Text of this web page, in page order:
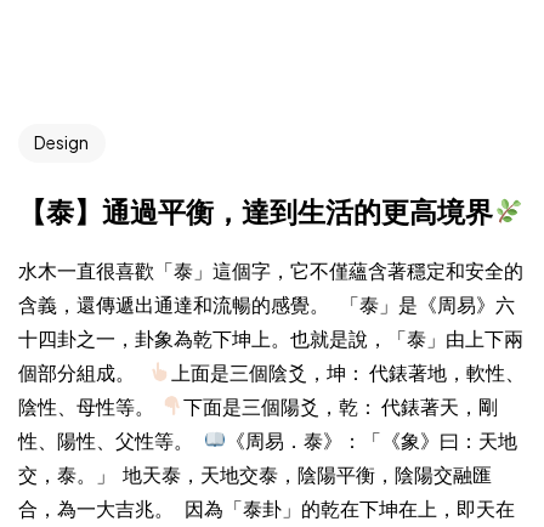
Design
【泰】通過平衡，達到生活的更高境界
水木一直很喜歡「泰」這個字，它不僅蘊含著穩定和安全的
含義，還傳遞出通達和流暢的感覺。 「泰」是《周易》六
十四卦之一，卦象為乾下坤上。也就是說，「泰」由上下兩
個部分組成。
上面是三個陰爻，坤： 代錶著地，軟性、
陰性、母性等。
下面是三個陽爻，乾： 代錶著天，剛
性、陽性、父性等。
《周易．泰》：「《象》曰：天地
交，泰。」 地天泰，天地交泰，陰陽平衡，陰陽交融匯
合，為一大吉兆。 因為「泰卦」的乾在下坤在上，即天在